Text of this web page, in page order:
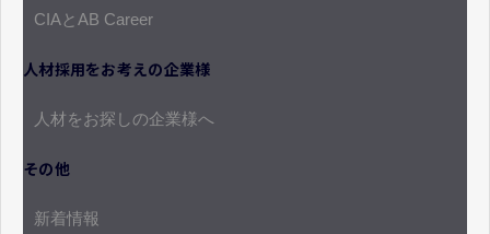
CIAとAB Career
人材採用をお考えの企業様
人材をお探しの企業様へ
その他
新着情報